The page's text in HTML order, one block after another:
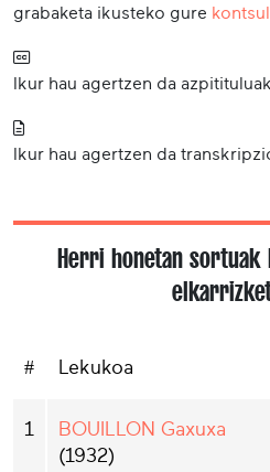
grabaketa ikusteko gure
Ikur hau agertzen da
Ikur hau agertzen da
Herri honetan sortuak
# Lekukoa
1
BOUILLON Gaxuxa
(1932)